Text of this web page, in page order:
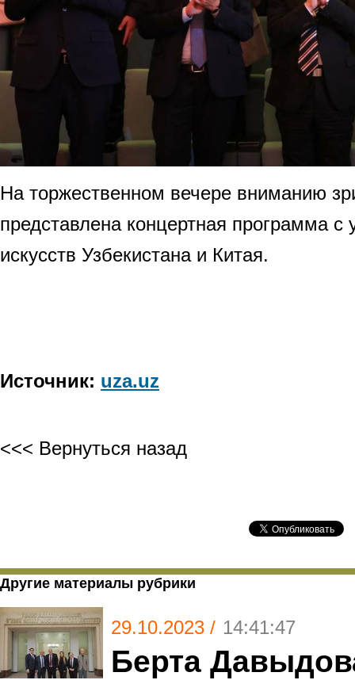
На торжественном вечере вниманию
представлена ​концертная ​программа с
искусств Узбекистана и Китая.
Источник: uza.uz
<<< Вернуться назад
Другие материалы рубрики
29.10.2023 / 14:41:47
Берта